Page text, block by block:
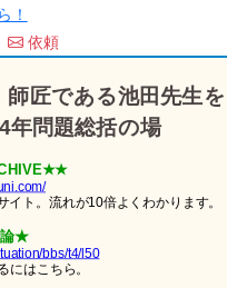
！
依頼